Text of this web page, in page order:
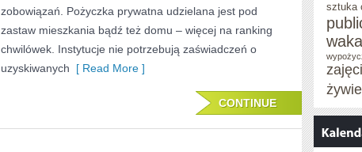
POZWOLIĆ
DOKŁADNIE
WSZYSTKO,
JEŻELI
TYLKO
zobowiązań. Pożyczka prywatna udzielana jest pod
zastaw mieszkania bądź też domu – więcej na ranking
chwilówek. Instytucje nie potrzebują zaświadczeń o
uzyskiwanych [ Read More ]
CONTINUE
sztuka